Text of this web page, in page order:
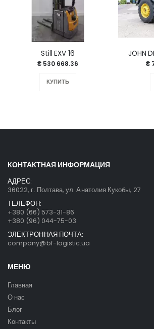
Still EXV 16
₴ 530 668.36
КУПИТЬ
JOHN
₴
КОНТАКТНАЯ ИНФОРМАЦИЯ
АДРЕС:
36022, г. Полтава, ул. Анатолия Кукобы, 27
ТЕЛЕФОН:
+380 (66) 573-31-86
+380 (96) 044-75-03
ЭЛЕКТРОННАЯ ПОЧТА:
company@bf-logistic.ua
МЕНЮ
Главная
О нас
Блог
Контакты